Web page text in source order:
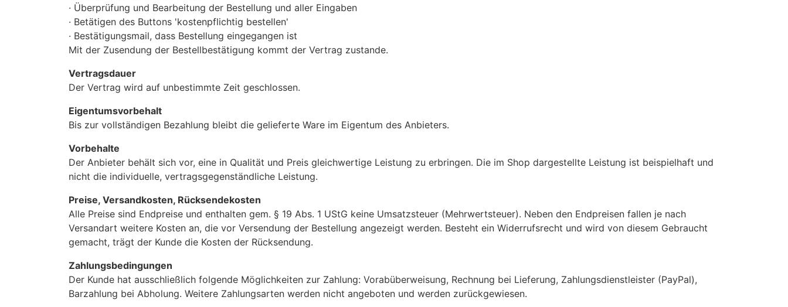
· Überprüfung und Bearbeitung der Bestellung und aller Eingaben
· Betätigen des Buttons 'kostenpflichtig bestellen'
· Bestätigungsmail, dass Bestellung eingegangen ist
Mit der Zusendung der Bestellbestätigung kommt der Vertrag zustande.
Vertragsdauer
Der Vertrag wird auf unbestimmte Zeit geschlossen.
Eigentumsvorbehalt
Bis zur vollständigen Bezahlung bleibt die gelieferte Ware im Eigentum des Anbieters.
Vorbehalte
Der Anbieter behält sich vor, eine in Qualität und Preis gleichwertige Leistung zu erbringen. Die im Shop dargestellte Leistung ist beispielhaft und
nicht die individuelle, vertragsgegenständliche Leistung.
Preise, Versandkosten, Rücksendekosten
Alle Preise sind Endpreise und enthalten gem. § 19 Abs. 1 UStG keine Umsatzsteuer (Mehrwertsteuer). Neben den Endpreisen fallen je nach
Versandart weitere Kosten an, die vor Versendung der Bestellung angezeigt werden. Besteht ein Widerrufsrecht und wird von diesem Gebraucht
gemacht, trägt der Kunde die Kosten der Rücksendung.
Zahlungsbedingungen
Der Kunde hat ausschließlich folgende Möglichkeiten zur Zahlung: Vorabüberweisung, Rechnung bei Lieferung, Zahlungsdienstleister (PayPal),
Barzahlung bei Abholung. Weitere Zahlungsarten werden nicht angeboten und werden zurückgewiesen.